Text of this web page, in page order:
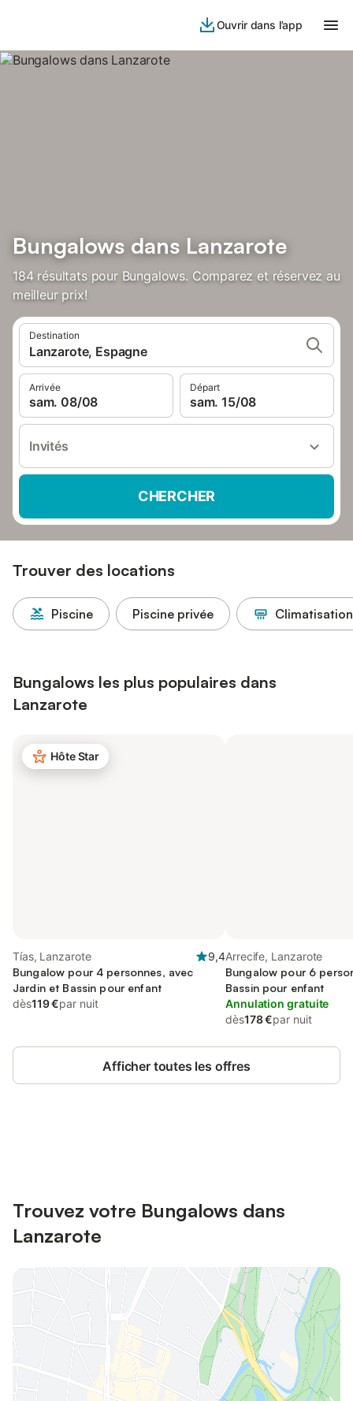
Ouvrir dans l’app
Bungalows dans Lanzarote
184 résultats pour Bungalows. Comparez et réservez au
meilleur prix!
Destination
Lanzarote, Espagne
Arrivée
sam. 08/08
Départ
sam. 15/08
Invités
CHERCHER
Trouver des locations
Piscine Piscine privée Climatisation
Bungalows les plus populaires dans
Lanzarote
Hôte Star
Tías, Lanzarote
9,4
Bungalow pour 4 personnes, avec
Jardin et Bassin pour enfant
dès119 €par nuit
Arrecife, Lanzarote
Bungalow pour 6
Bassin pour enfant
Annulation gratuite
dès178 €par nuit
Afficher toutes les offres
Trouvez votre Bungalows dans
Lanzarote